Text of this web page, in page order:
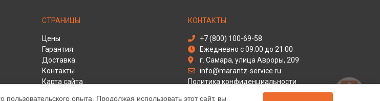
СТРАНИЦЫ
Цены
Гарантия
Доставка
Контакты
Карта сайта
КОНТАКТЫ
+7 (800) 100-69-58
Ежедневно с 09:00 до 21:00
г. Самара, улица Авроры, 209
info@marantz-service.ru
Политика конфиденциальности
опыта. Продолжая использовать этот сайт, вы